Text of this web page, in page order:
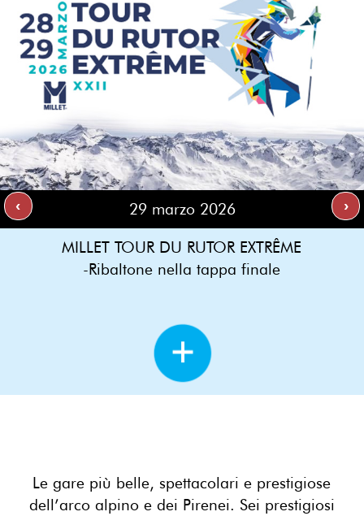
29 marzo 2026
MILLET TOUR DU RUTOR EXTRÊME
-Ribaltone nella tappa finale
‹ ›
Le gare più belle, spettacolari e prestigiose
dell’arco alpino e dei Pirenei. Sei prestigiosi